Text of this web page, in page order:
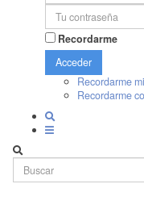
Recordarme
Acceder
Recordarme
Recordarme